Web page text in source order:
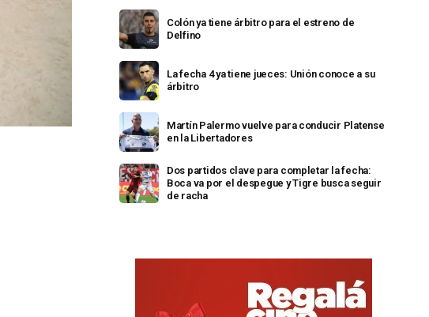
Colón ya tiene árbitro para el estreno de
Delfino
La fecha 4 ya tiene jueces: Unión conoce a su
árbitro
Martín Palermo vuelve para conducir Platense
en la Libertadores
Dos partidos clave para completar la fecha:
Boca va por el despegue y Tigre busca seguir
de racha